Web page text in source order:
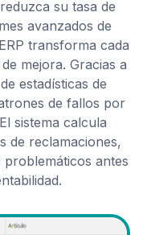
su tasa de
avanzados de
transforma cada
mejora. Gracias a
estadísticas de
de fallos por
sistema calcula
de reclamaciones,
antes